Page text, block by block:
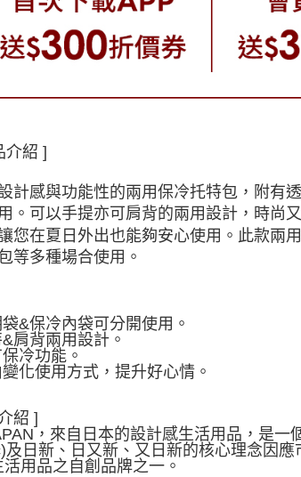
介紹 ]
計感與功能性的兩用保冷托特包，附有
。可以手提亦可肩背的兩用設計，時尚
您在夏日外出也能夠安心使用。此款兩
等多種場合使用。
&保冷內袋可分開使用。
肩背兩用設計。
冷功能。
化使用方式，提升好心情。
紹 ]
，來自日本的設計感生活用品，是
及日新、日又新、又日新的核心理念因
用品之自創品牌之一。